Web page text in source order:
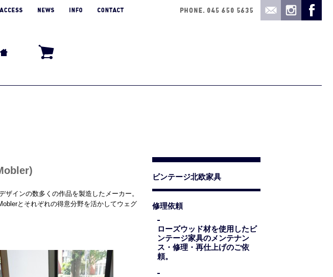
インの数多くの作品を製造したメーカー。
とそれぞれの得意分野を活かしてウェグ
ビンテージ北欧家具
修理依頼
ローズウッド材を使用したビ
ンテージ家具のメンテナン
ス・修理・再仕上げのご依
頼。